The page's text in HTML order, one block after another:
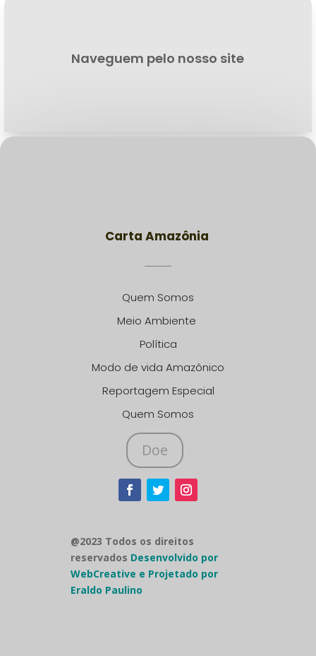
Naveguem pelo nosso site
Carta Amazônia
Quem Somos
Meio Ambiente
Política
Modo de vida Amazônico
Reportagem Especial
Quem Somos
Doe
@2023 Todos os direitos
reservados Desenvolvido por
WebCreative e Projetado por
Eraldo Paulino